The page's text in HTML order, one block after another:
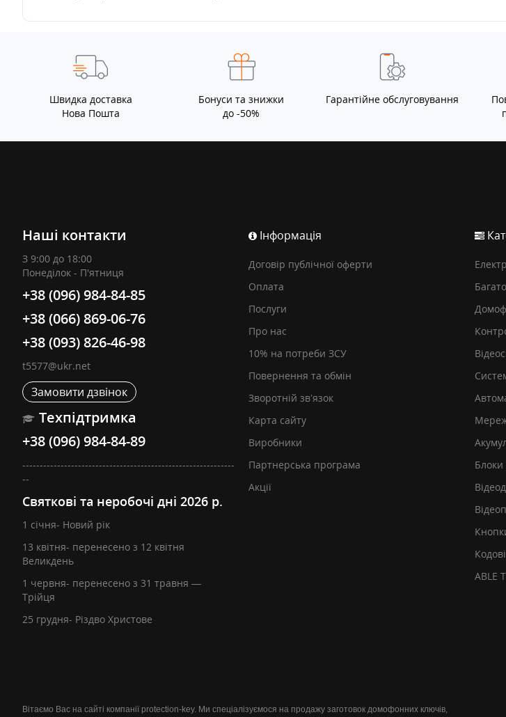
Швидка доставка
Нова Пошта
Бонуси та знижки
до -50%
Гарантійне обслуговування
Наші контакти
З 9:00 до 18:00
Понеділок - П'ятниця
+38 (096) 984-84-85
+38 (066) 869-06-76
+38 (093) 826-46-98
t5577@ukr.net
Замовити дзвінок
Техпідтримка
+38 (096) 984-84-89
-------------------------------------------------------------
--
Святкові та неробочі дні 2026 р.
1 січня- Новий рік
13 квітня- перенесено з 12 квітня
Великдень
1 червня- перенесено з 31 травня —
Трійця
25 грудня- Різдво Христове
Інформація
Договір публічної оферти
Оплата
Послуги
Про нас
10% на потреби ЗСУ
Повернення та обмін
Зворотній зв’язок
Карта сайту
Виробники
Партнерська програма
Акції
Блоки
ABLE
Вітаємо Вас на сайті компанії protection-key. Ми спеціалізуємося на продажу заготовок домофонних ключів,